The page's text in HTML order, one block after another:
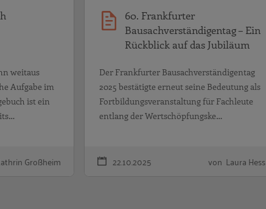
weitaus
Aufgabe im
ist ein
Großheim
60. Frankfurter
Bausachverständigentag – Ein
Rückblick auf das Jubiläum
Der Frankfurter Bausachverständigentag
2025 bestätigte erneut seine Bedeutung als
Fortbildungsveranstaltung für Fachleute
entlang der Wertschöpfungske…
22.10.2025 von Laura Hess